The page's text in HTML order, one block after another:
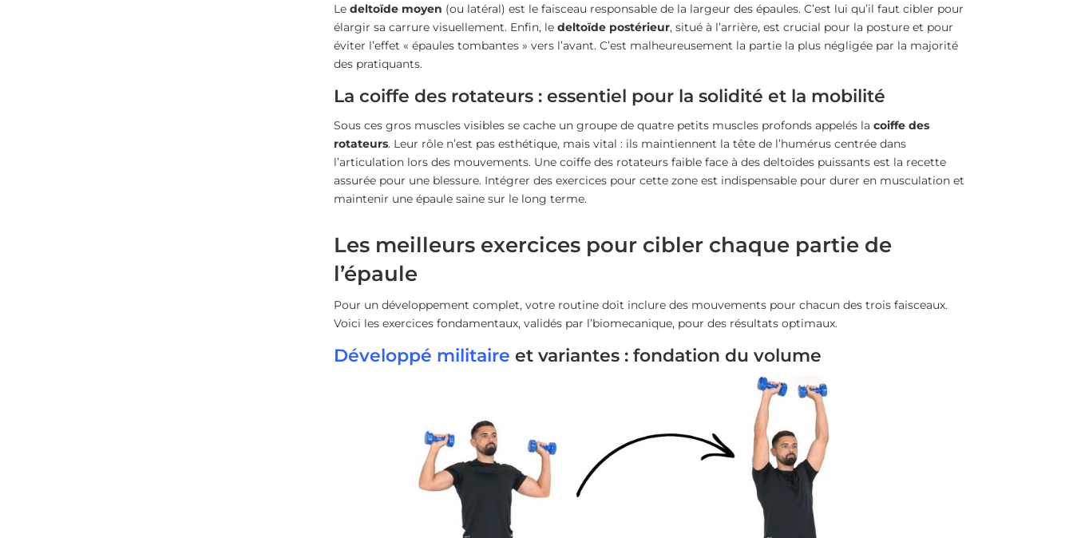
Le deltoïde moyen (ou latéral) est le faisceau responsable de la largeur des épaules. C’est lui qu’il faut cibler pour
élargir sa carrure visuellement. Enfin, le deltoïde postérieur, situé à l’arrière, est crucial pour la posture et pour
éviter l’effet « épaules tombantes » vers l’avant. C’est malheureusement la partie la plus négligée par la majorité
des pratiquants.
La coiffe des rotateurs : essentiel pour la solidité et la mobilité
Sous ces gros muscles visibles se cache un groupe de quatre petits muscles profonds appelés la coiffe des
rotateurs. Leur rôle n’est pas esthétique, mais vital : ils maintiennent la tête de l’humérus centrée dans
l’articulation lors des mouvements. Une coiffe des rotateurs faible face à des deltoïdes puissants est la recette
assurée pour une blessure. Intégrer des exercices pour cette zone est indispensable pour durer en musculation et
maintenir une épaule saine sur le long terme.
Les meilleurs exercices pour cibler chaque partie de
l’épaule
Pour un développement complet, votre routine doit inclure des mouvements pour chacun des trois faisceaux.
Voici les exercices fondamentaux, validés par l’biomecanique, pour des résultats optimaux.
Développé militaire et variantes : fondation du volume